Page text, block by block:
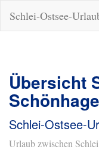
Schlei-Ostsee-
Übersicht
Schlei-Ostsee-
Urlaub zwischen